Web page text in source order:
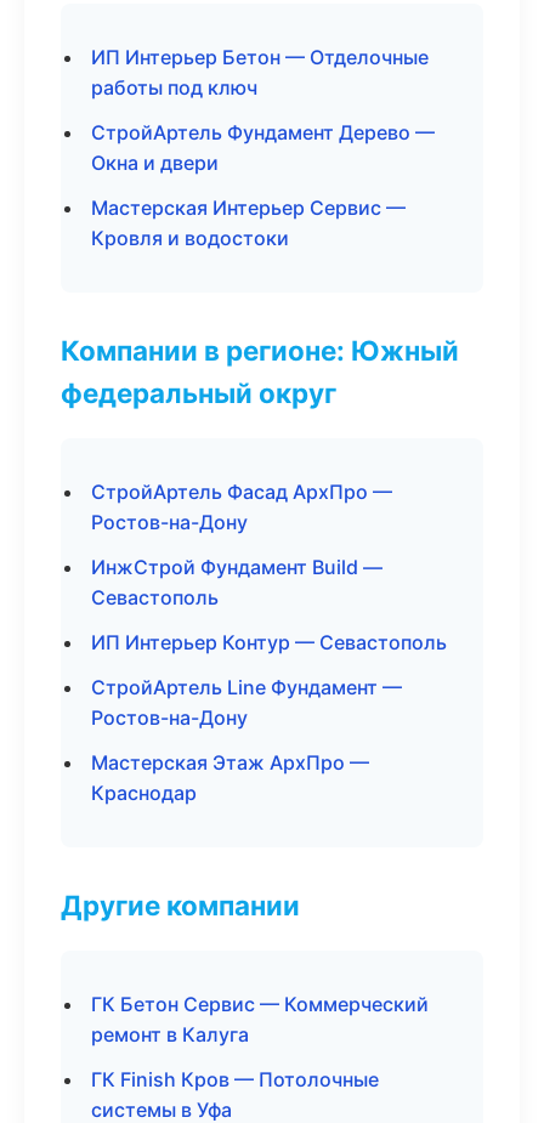
ИП Интерьер Бетон — Отделочные
работы под ключ
СтройАртель Фундамент Дерево —
Окна и двери
Мастерская Интерьер Сервис —
Кровля и водостоки
Компании в регионе: Южный
федеральный округ
СтройАртель Фасад АрхПро —
Ростов-на-Дону
ИнжСтрой Фундамент Build —
Севастополь
ИП Интерьер Контур — Севастополь
СтройАртель Line Фундамент —
Ростов-на-Дону
Мастерская Этаж АрхПро —
Краснодар
Другие компании
ГК Бетон Сервис — Коммерческий
ремонт в Калуга
ГК Finish Кров — Потолочные
системы в Уфа